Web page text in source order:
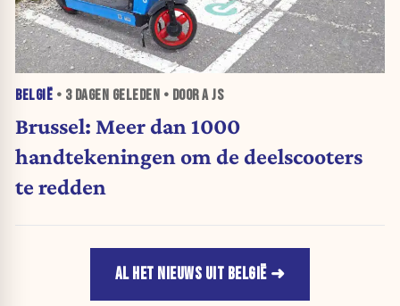
BELGIË • 3 DAGEN GELEDEN • DOOR A JS
Brussel: Meer dan 1000
handtekeningen om de deelscooters
te redden
AL HET NIEUWS UIT BELGIË